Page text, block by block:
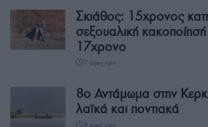
Σκιάθος: 15χρονος
σεξουαλική
17χρονο
7 ώρες πριν
8ο Αντάμωμα στην
λαϊκά και ποντιακά
8 ώρες πριν